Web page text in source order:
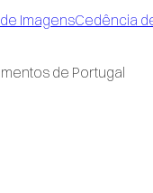
ImagensCedência
de Portugal